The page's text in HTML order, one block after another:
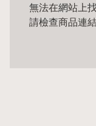
無法在網站上
請檢查商品連